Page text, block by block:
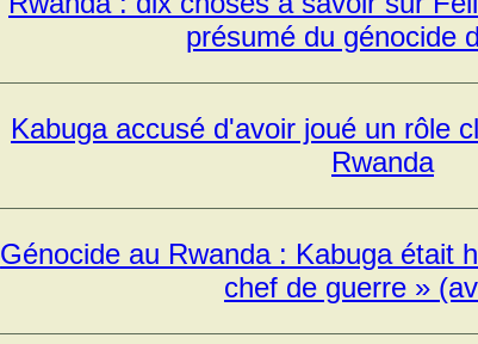
présumé du génocide
Kabuga accusé d'avoir joué un rôle
Rwanda
Génocide au Rwanda : Kabuga était
chef de guerre »